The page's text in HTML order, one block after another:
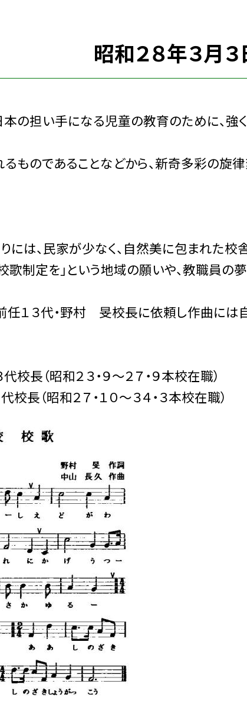
昭和２８年３月３
の担い手になる児童の教育のために、強
ものであることなどから、新奇多彩の旋
は、民家が少なく、自然美に包まれた校舎
歌制定を」という地域の願いや、教職員の
１３代・野村 旻校長に依頼し作曲には
和２３・９〜２７・９本校在職）
昭和２７・１０〜３４・３本校在職）